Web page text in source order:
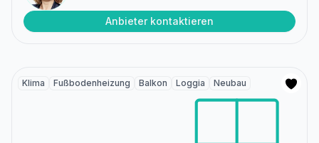
Anbieter kontaktieren
Klima Fußbodenheizung Balkon Loggia Neubau